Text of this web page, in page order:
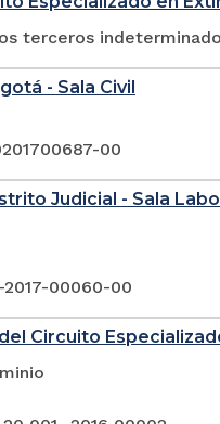
terceros
- Sala Civil
00
Judicial - Sala
00060-00
Circuito